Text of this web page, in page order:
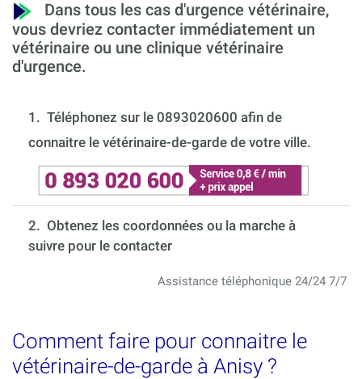
Dans tous les cas d'urgence vétérinaire,
vous devriez contacter immédiatement un
vétérinaire ou une clinique vétérinaire
d'urgence.
1. Téléphonez sur le 0893020600 afin de
connaitre le vétérinaire-de-garde de votre ville.
2. Obtenez les coordonnées ou la marche à
suivre pour le contacter
Assistance téléphonique 24/24 7/7
Comment faire pour connaitre le
vétérinaire-de-garde à Anisy ?